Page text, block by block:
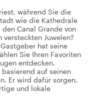
während Sie die
wie die Kathedrale
Canal Grande von
Juwelen?
hat seine
Sie Ihren Favoriten
entdecken.
basierend auf seinen
Er wird dafür sorgen,
und lokale